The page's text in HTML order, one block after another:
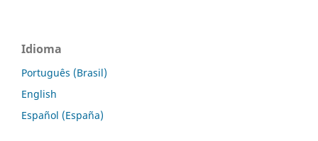
Idioma
Português (Brasil)
English
Español (España)